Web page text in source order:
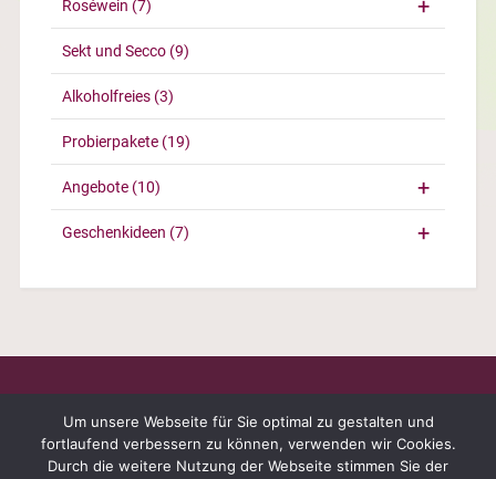
Roséwein (7)
Sekt und Secco (9)
Alkoholfreies (3)
Probierpakete (19)
Angebote (10)
Geschenkideen (7)
Um unsere Webseite für Sie optimal zu gestalten und
fortlaufend verbessern zu können, verwenden wir Cookies.
Durch die weitere Nutzung der Webseite stimmen Sie der